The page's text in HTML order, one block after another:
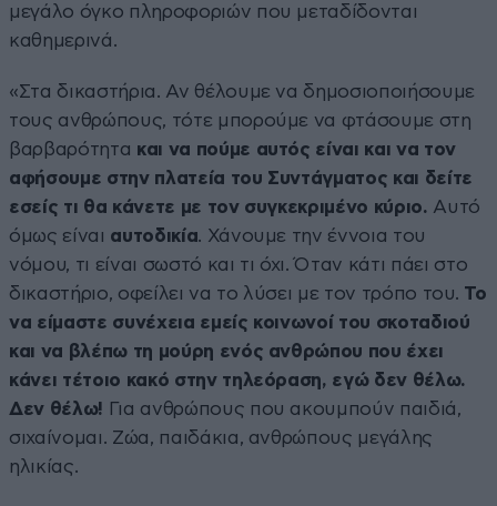
μεγάλο όγκο πληροφοριών που μεταδίδονται
καθημερινά.
«Στα δικαστήρια. Αν θέλουμε να δημοσιοποιήσουμε
τους ανθρώπους, τότε μπορούμε να φτάσουμε στη
βαρβαρότητα και να πούμε αυτός είναι και να τον
αφήσουμε στην πλατεία του Συντάγματος και δείτε
εσείς τι θα κάνετε με τον συγκεκριμένο κύριο. Αυτό
όμως είναι αυτοδικία. Χάνουμε την έννοια του
νόμου, τι είναι σωστό και τι όχι. Όταν κάτι πάει στο
δικαστήριο, οφείλει να το λύσει με τον τρόπο του. Το
να είμαστε συνέχεια εμείς κοινωνοί του σκοταδιού
και να βλέπω τη μούρη ενός ανθρώπου που έχει
κάνει τέτοιο κακό στην τηλεόραση, εγώ δεν θέλω.
Δεν θέλω! Για ανθρώπους που ακουμπούν παιδιά,
σιχαίνομαι. Ζώα, παιδάκια, ανθρώπους μεγάλης
ηλικίας.